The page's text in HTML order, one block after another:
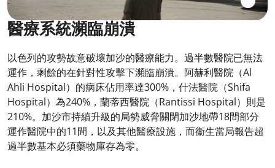
醫療系統瀕臨崩潰
以色列的攻勢故意破壞加沙的醫療能力。過半數醫院已無法
運作，剩餘的在針對性攻擊下瀕臨崩潰。阿赫利醫院（Al
Ahli Hospital）的病床佔用率達300%，什法醫院（Shifa
Hospital）為240%，蘭蒂西醫院（Rantissi Hospital）則是
210%。加沙市持續升級的局勢威脅關閉加沙地帶18間部分
運作醫院中的11間，以及其他醫療設施，而衞生當局報告超
過半數基本必須藥物庫存為零。